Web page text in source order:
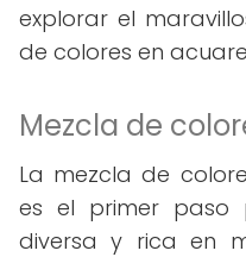
explorar el
de colores en
Mezcla de
La mezcla de
es el primer paso
diversa y rica en